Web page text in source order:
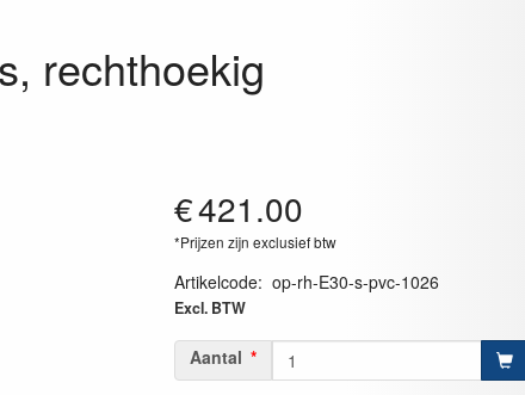
rechthoekig
€421.00
*Prijzen zijn exclusief btw
Artikelcode: op-rh-E30-s-pvc-1026
Excl. BTW
Aantal